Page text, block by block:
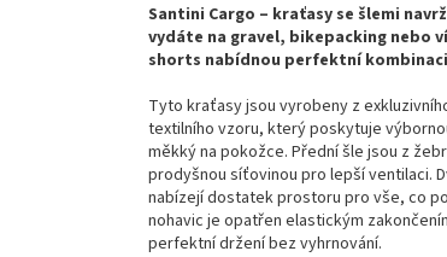
Santini Cargo – kraťasyse šlemi
vydáte na gravel, bikepacking nebo
shorts nabídnou perfektníkombinaci
Tyto kraťasyjsou vyrobeny z
textilního vzoru, kterýposkytuje
měkkýna pokožce. Předníšle jsou z
prodyšnou síťovinou pro lepšíventilaci.
nabízejídostatekprostoru pro vše, co
nohavic je opatřen elastickým
perfektnídrženíbezvyhrnování.